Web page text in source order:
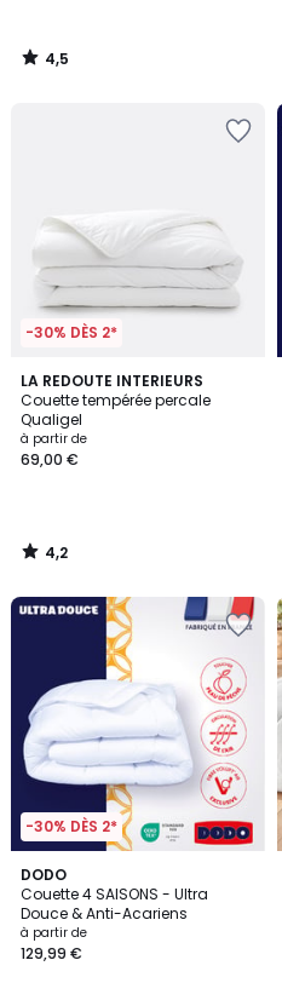
4,5
/
-30% DÈS 2*
LA REDOUTE INTERIEURS
Couette tempérée percale
Qualigel
à partir de
69,00 €
4,2
/ 5
4,2
/
-30% DÈS 2*
DODO
Couette 4 SAISONS - Ultra
Douce & Anti-Acariens
à partir de
129,99 €
4,6
/ 5